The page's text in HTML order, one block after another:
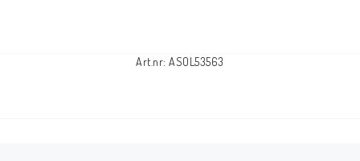
Art.nr: ASOL53563